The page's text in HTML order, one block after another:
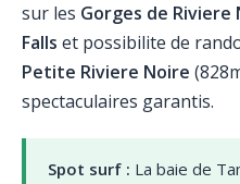
sur les Gorges de Riviere
Falls et possibilite de
Petite Riviere Noire
spectaculaires garantis.
Spot surf : La baie de